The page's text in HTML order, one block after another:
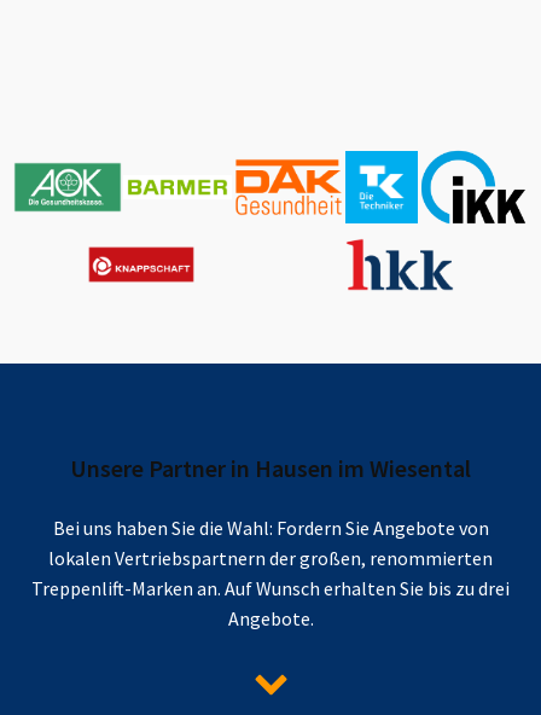
Unsere Partner in Hausen im Wiesental
Bei uns haben Sie die Wahl: Fordern Sie Angebote von
lokalen Vertriebspartnern der großen, renommierten
Treppenlift-Marken an. Auf Wunsch erhalten Sie bis zu drei
Angebote.